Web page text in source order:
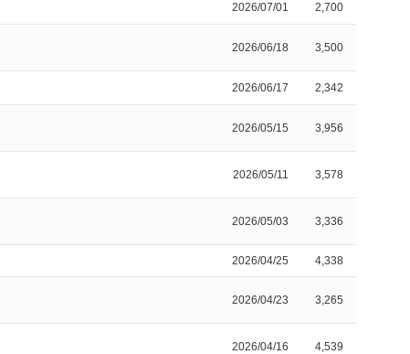
2026/07/01 2,700
2026/06/18 3,500
2026/06/17 2,342
2026/05/15 3,956
2026/05/11 3,578
2026/05/03 3,336
2026/04/25 4,338
2026/04/23 3,265
2026/04/16 4,539